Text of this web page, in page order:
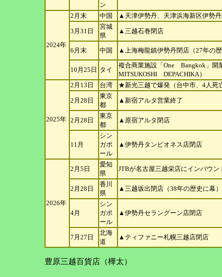
ン
2024年
2月末 中国 ▲天津伊勢丹、天津浜海新区伊勢
3月31日
宮城
県
▲三越石巻閉店
6月末 中国 ▲上海梅龍鎮伊勢丹閉店（27年の
10月25日 タイ
複合商業施設「One Bangkok」開
MITSUKOSHI DEPACHIKA）
2025年
2月13日 台湾 ★新光三越で爆発（台中市、4人死
2月28日
東京
都
▲新宿アルタ営業終了
2月28日
東京
都
▲原宿アルタ閉店
11月
シン
ガポ
ール
▲伊勢丹タンピオネス店閉店
2026年
2月5日
愛知
県
JTBが名古屋三越栄店にインバウ
2月28日
香川
県
▲三越坂出閉店（38年の歴史に幕）
4月
シン
ガポ
ール
▲伊勢丹セラングーン店閉店
7月27日
北海
道
▲ティファニー札幌三越店閉店
豊原三越百貨店（樺太）